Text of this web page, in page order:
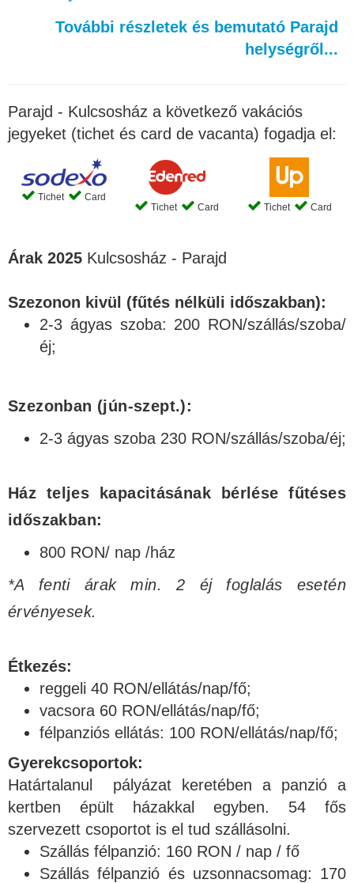
További részletek és bemutató Parajd
helységről...
Parajd - Kulcsosház a következő vakációs
jegyeket (tichet és card de vacanta) fogadja el:
Tichet
Card
Tichet
Card Tichet Card
Árak 2025 Kulcsosház - Parajd
Szezonon kivül (fűtés nélküli időszakban):
2-3 ágyas szoba: 200 RON/szállás/szoba/
éj;
Szezonban (jún-szept.):
2-3 ágyas szoba 230 RON/szállás/szoba/éj;
Ház teljes kapacitásának bérlése fűtéses
időszakban:
800 RON/ nap /ház
*A fenti árak min. 2 éj foglalás esetén
érvényesek.
Étkezés:
reggeli 40 RON/ellátás/nap/fő;
vacsora 60 RON/ellátás/nap/fő;
félpanziós ellátás: 100 RON/ellátás/nap/fő;
Gyerekcsoportok:
Határtalanul pályázat keretében a panzió a
kertben épült házakkal egyben. 54 fős
szervezett csoportot is el tud szállásolni.
Szállás félpanzió: 160 RON / nap / fő
Szállás félpanzió és uzsonnacsomag: 170